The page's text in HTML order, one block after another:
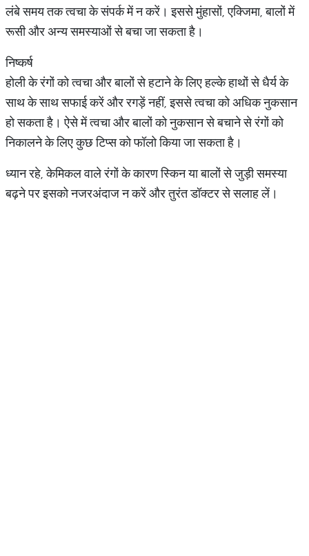
लंबे समय तक त्वचा के संपर्क में न करें। इससे मुंहासों, एक्जिमा, बालों में
रूसी और अन्य समस्याओं से बचा जा सकता है।
निष्कर्ष
होली के रंगों को त्वचा और बालों से हटाने के लिए हल्के हाथों से धैर्य के
साथ के साथ सफाई करें और रगड़ें नहीं, इससे त्वचा को अधिक नुकसान
हो सकता है। ऐसे में त्वचा और बालों को नुकसान से बचाने से रंगों को
निकालने के लिए कुछ टिप्स को फॉलो किया जा सकता है।
ध्यान रहे, केमिकल वाले रंगों के कारण स्किन या बालों से जुड़ी समस्या
बढ़ने पर इसको नजरअंदाज न करें और तुरंत डॉक्टर से सलाह लें।